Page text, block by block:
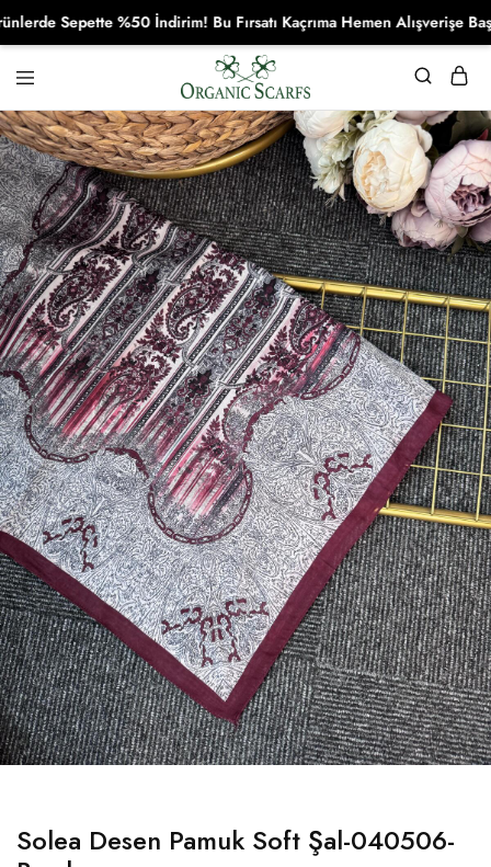
Organikscarf
Solea Desen Pamuk Soft Şal-040506-
Sepette %50 İndirim! Bu Fırsatı Kaçrıma Hemen Alışverişe Başla!